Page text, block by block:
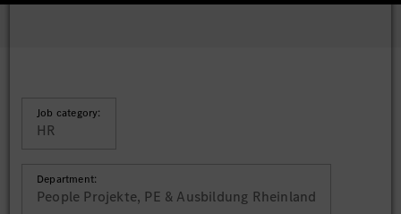
Job category:
HR
Department:
People Projekte, PE & Ausbildung Rheinland